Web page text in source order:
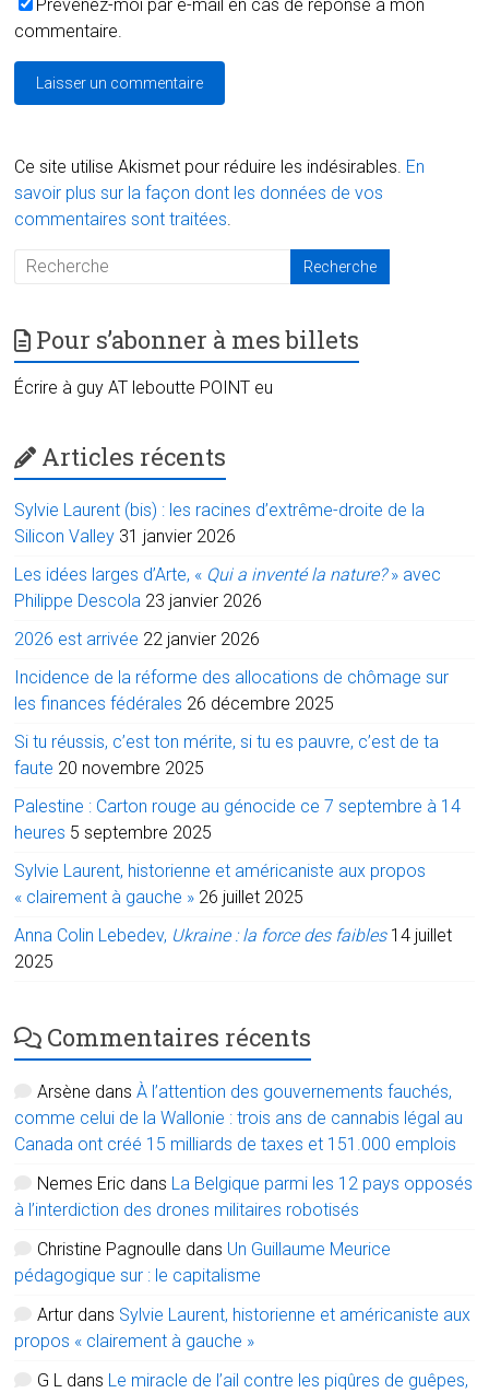
Prévenez-moi par e-mail en cas de réponse à mon
commentaire.
Ce site utilise Akismet pour réduire les indésirables. En
savoir plus sur la façon dont les données de vos
commentaires sont traitées.
Pour s’abonner à mes billets
Écrire à guy AT leboutte POINT eu
Articles récents
Sylvie Laurent (bis) : les racines d’extrême-droite de la
Silicon Valley 31 janvier 2026
Les idées larges d’Arte, « Qui a inventé la nature?» avec
Philippe Descola 23 janvier 2026
2026 est arrivée 22 janvier 2026
Incidence de la réforme des allocations de chômage sur
les finances fédérales 26 décembre 2025
Si tu réussis, c’est ton mérite, si tu es pauvre, c’est de ta
faute 20 novembre 2025
Palestine : Carton rouge au génocide ce 7 septembre à 14
heures 5 septembre 2025
Sylvie Laurent, historienne et américaniste aux propos
« clairement à gauche » 26 juillet 2025
Anna Colin Lebedev, Ukraine : la force des faibles 14 juillet
2025
Commentaires récents
Arsène dansÀ l’attention des gouvernements fauchés,
comme celui de la Wallonie : trois ans de cannabis légal au
Canada ont créé 15 milliards de taxes et 151.000 emplois
Nemes Eric dans La Belgique parmi les 12 pays opposés
à l’interdiction des drones militaires robotisés
Christine Pagnoulle dans Un Guillaume Meurice
pédagogique sur : le capitalisme
Artur dans Sylvie Laurent, historienne et américaniste aux
propos « clairement à gauche »
G L dans Le miracle de l’ail contre les piqûres de guêpes,